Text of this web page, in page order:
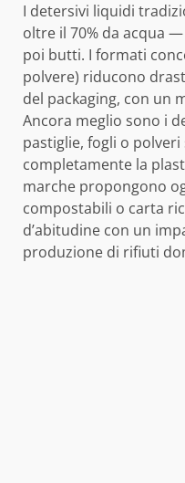
I detersivi liquidi
oltre il 70% da acqua
poi butti. I formati
polvere) riducono
del packaging, con un
Ancora meglio sono i
pastiglie, fogli o
completamente la
marche propongono
compostabili o carta
d’abitudine con un
produzione di rifiuti